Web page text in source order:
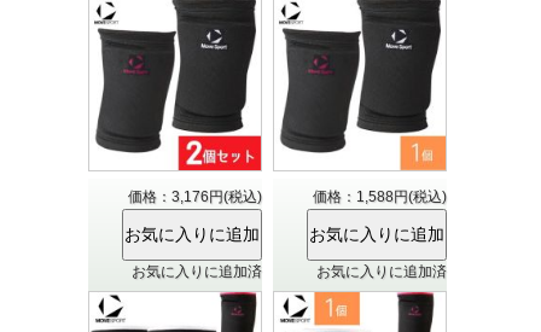
価格：3,176円(税込)
お気に入りに追加済
価格：1,588円(税込)
お気に入りに追加済